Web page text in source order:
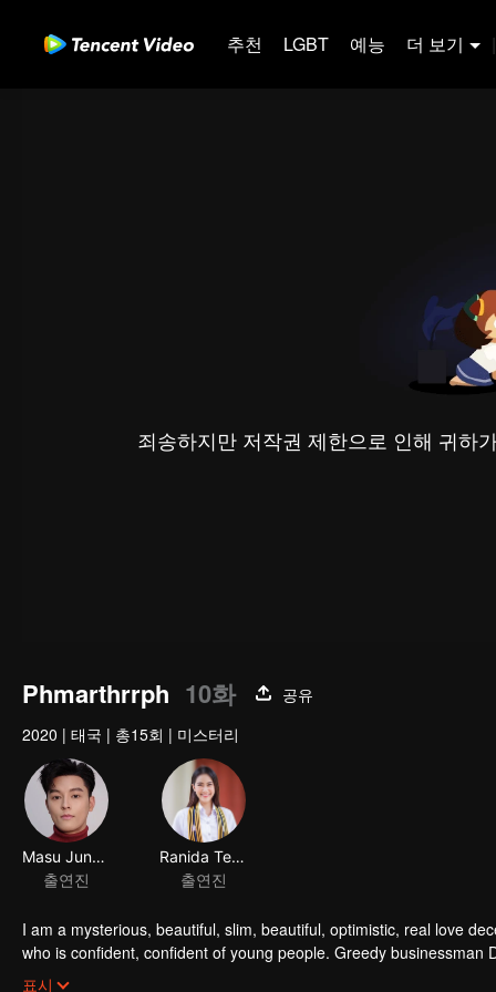
추천 LGBT 예능 더 보기 |
죄송하지만 저작권 제한으로 인해 귀하
Phmarthrrph 10화
공유
2020 | 태국 | 총15회 | 미스터리
Masu Junyangdikul
출연진
Ranida Techasit
출연진
I am a mysterious, beautiful, slim, beautiful, optimistic, real love
who is confident, confident of young people. Greedy
girlfriend's death. Trying to find out the truth But in the end, she
표시